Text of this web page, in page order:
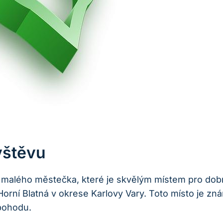
městečka, které je skvělým místem pro
Blatná v okrese Karlovy Vary. Toto místo je